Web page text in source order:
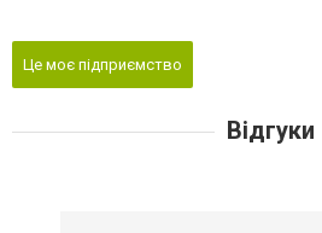
Це моє підприємство
Відгуки